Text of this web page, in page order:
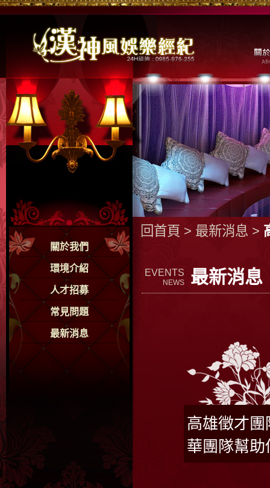
關於我們
環境介紹
人才招募
常見問題
最新消息
回首頁 > 最新消息 >
EVENTS
NEWS 最新消息
高雄徵才
華團隊幫